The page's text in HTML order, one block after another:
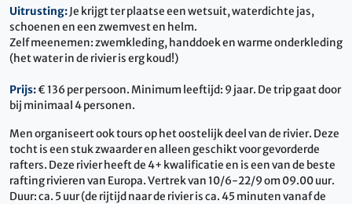
Uitrusting:Je krijgt ter plaatse een wetsuit, waterdichte jas,
schoenen en een zwemvest en helm.
Zelf meenemen: zwemkleding, handdoek en warme onderkleding
(het water in de rivier is erg koud!)
Prijs:€ 136 per persoon. Minimum leeftijd: 9 jaar. De trip gaat door
bij minimaal 4 personen.
Men organiseert ook tours op het oostelijk deel van de rivier. Deze
tocht is een stuk zwaarder en alleen geschikt voor gevorderde
rafters. Deze rivier heeft de 4+ kwalificatie en is een van de beste
rafting rivieren van Europa. Vertrek van 10/6-22/9 om 09.00 uur.
Duur: ca. 5 uur (de rijtijd naar de rivier is ca. 45 minuten vanaf de